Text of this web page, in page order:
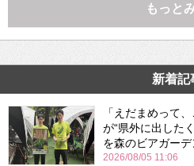
もっと
新着記
「えだまめって
が“県外に出した
を森のビアガー
2026/08/05 11:06